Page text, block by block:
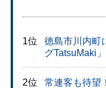
1位
徳島市川内町
グTatsuMaki
2位
常連客も待望